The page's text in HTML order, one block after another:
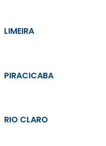
LIMEIRA
PIRACICABA
RIO CLARO